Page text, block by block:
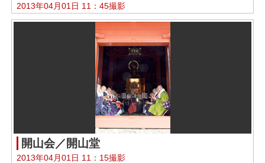
2013年04月01日 11：45撮影
開山会／開山堂
2013年04月01日 11：15撮影